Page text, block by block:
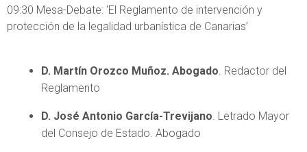
09:30 Mesa-Debate: ‘El Reglamento de intervención y
protección de la legalidad urbanística de Canarias’
D. Martín Orozco Muñoz. Abogado. Redactor del
Reglamento
D. José Antonio García-Trevijano. Letrado Mayor
del Consejo de Estado. Abogado